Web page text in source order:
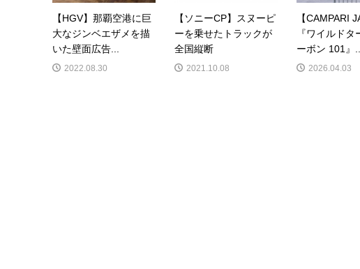
【HGV】那覇空港に巨
大なジンベエザメを描
いた壁面広告...
2022.08.30
【ソニーCP】スヌーピ
ーを乗せたトラックが
全国縦断
2021.10.08
【CAMPARI
『ワイルド
ーボン 101』...
2026.04.03